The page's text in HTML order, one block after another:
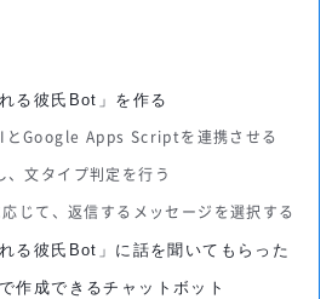
る彼氏Bot」を作る
Google Apps Scriptを連携させる
文タイプ判定を行う
じて、返信するメッセージを選択する
る彼氏Bot」に話を聞いてもらった
作成できるチャットボット